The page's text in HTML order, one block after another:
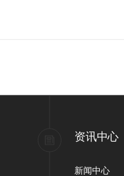
资讯中心
新闻中心